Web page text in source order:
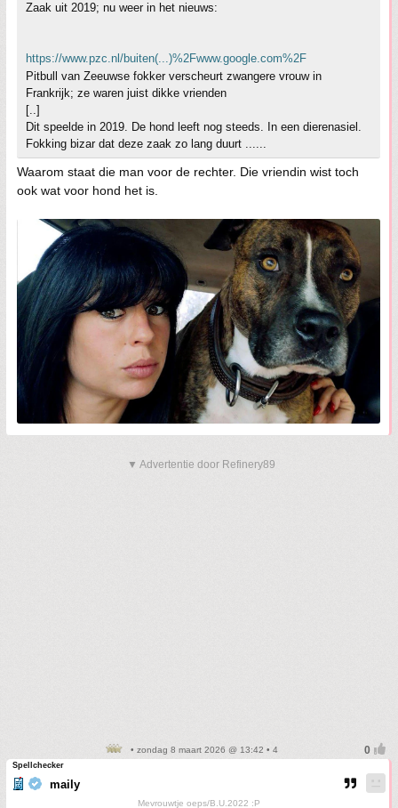
Zaak uit 2019; nu weer in het nieuws:
https://www.pzc.nl/buiten(...)%2Fwww.google.com%2F
Pitbull van Zeeuwse fokker verscheurt zwangere vrouw in
Frankrijk; ze waren juist dikke vrienden
[..]
Dit speelde in 2019. De hond leeft nog steeds. In een dierenasiel.
Fokking bizar dat deze zaak zo lang duurt ......
Waarom staat die man voor de rechter. Die vriendin wist toch
ook wat voor hond het is.
▼ Advertentie door Refinery89
• zondag 8 maart 2026 @ 13:42 • 4
Spellchecker
maily
Mevrouwtje oeps/B.U.2022 :P